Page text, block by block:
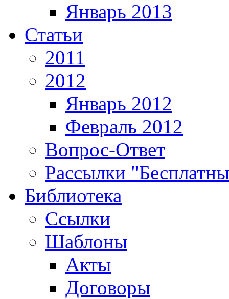
Январь 2013
Статьи
2011
2012
Январь 2012
Февраль 2012
Вопрос-Ответ
Рассылки
Библиотека
Ссылки
Шаблоны
Акты
Договоры